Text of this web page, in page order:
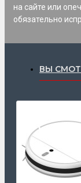
на сайте или
обязательно
ВЫ